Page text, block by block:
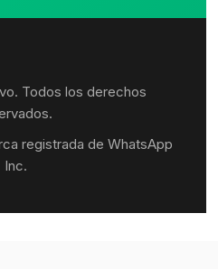
Todos los derechos
registrada de WhatsApp
Inc.